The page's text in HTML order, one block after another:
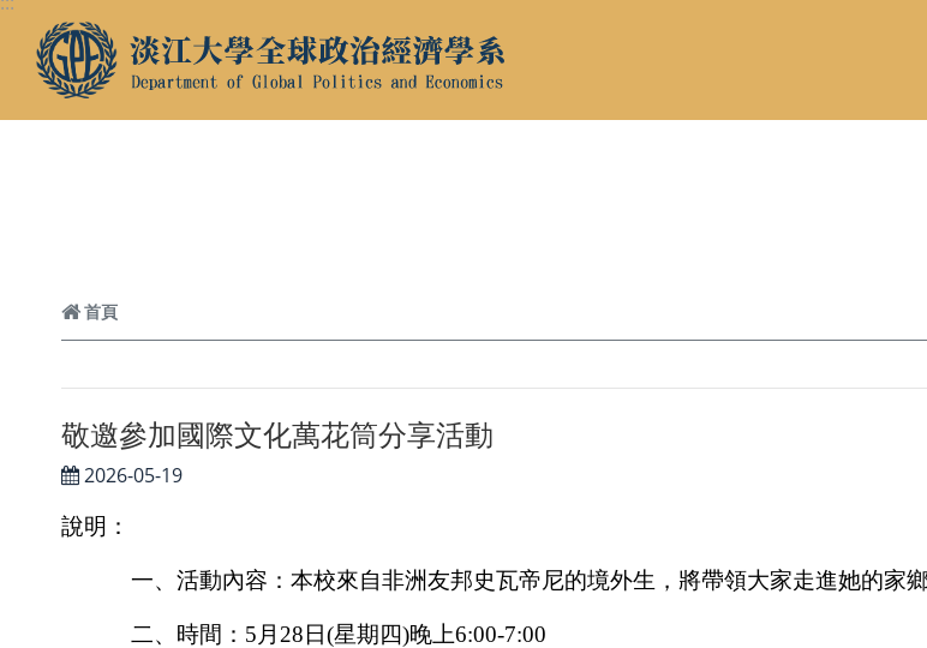
跳到頁面主要內容區
首頁
敬邀參加國際文化萬花筒分享活動
2026-05-19
說明：
一、活動內容：本校來自非洲友邦史瓦帝尼的境外生，將帶領大家走進她的家
二、時間： 5 月 28 日(星期四)晚上6:00-7:00